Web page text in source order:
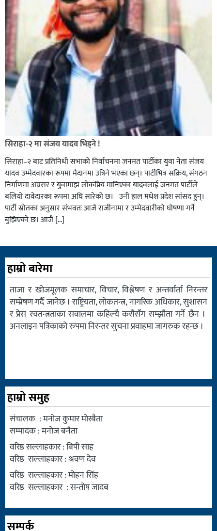
सिराहा-२ मा संजय यादव भिड्ने !
सिराहा–२ बाट प्रतिनिधी सभाको निर्वाचनमा जनमत पार्टीका युवा नेता संजय
यादव उम्मेदवारका रूपमा मैदानमा उत्रिने भएका छन्। पार्टीभित्र सक्रिय, संगठन
निर्माणमा अग्रसर र युवामाझ लोकप्रिय मानिएका यादवलाई जनमत पार्टीले
बलियो दावेदारका रूपमा अघि सारेको छ। उनी हाल मधेश प्रदेश सांसद हुन्।
पार्टी स्रोतका अनुसार संभवतः आजै राजीनामा र उम्मेदवारीको घोषणा गर्ने
बुझिएको छ। आजै […]
हाम्रो बारेमा
ताजा र खोजमूलक समाचार, विचार, विश्लेषण र अन्तर्वार्ता निरन्तर
सम्प्रेषण गर्दै जानेछ । राष्ट्रियता, लोकतन्त्र, नागरिक अधिकार, सुशासन
र प्रेस स्वतन्त्रताका सवालमा कहिल्यै कसैसँग सम्झौता गर्ने छैन ।
अनलाइन पत्रिकाको रुपमा निरन्तर सुचना प्रवाहमा जागरुक रहन्छ ।
हाम्रो समुह
संचालक : मनोज कुमार मोरबैता
सम्पादक : मनोज बनैता
वरिष्ठ सल्लाहकार : बिपी साह
वरिष्ठ सल्लाहकार : श्रवण देव
वरिष्ठ सल्लाहकार : मोहन सिंह
वरिष्ठ सल्लाहकार : सन्तोष जादब
सम्पर्क